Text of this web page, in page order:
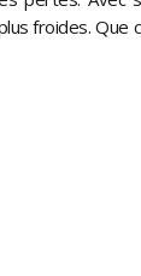
froides. Que